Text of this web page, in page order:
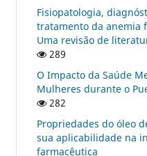
Fisiopatologia,
tratamento da anemia
Uma revisão de
289
O Impacto da Saúde
Mulheres durante o
282
Propriedades do óleo
sua aplicabilidade na
farmacêutica